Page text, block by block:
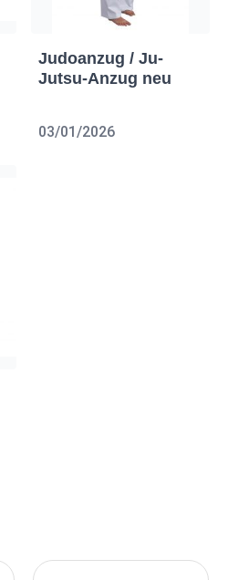
Judoanzug / Ju-
Jutsu-Anzug neu
03/01/2026